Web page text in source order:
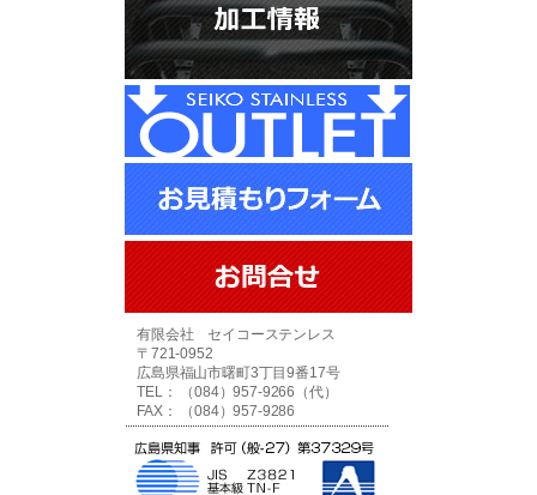
有限会社 セイコーステンレス
〒721-0952
広島県福山市曙町3丁目9番17号
TEL： （084）957-9266（代）
FAX： （084）957-9286